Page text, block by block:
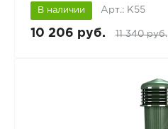
В наличии Арт.: К55
10 206 руб. 11 340 руб.